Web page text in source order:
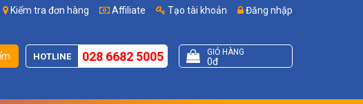
Affiliate Tạo tài khoản Đăng nhập
Kiểm tra đơn hàng
HOTLINE 028 6682 5005 GIỎ HÀNG
0đ